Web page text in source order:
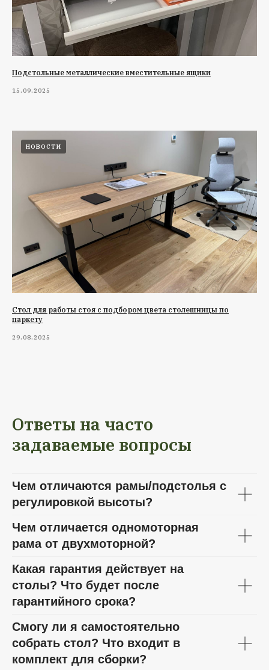
Подстольные металлические вместительные ящики
15.09.2025
НОВОСТИ
Стол для работы стоя с подбором цвета столешницы по
паркету
29.08.2025
Ответы на часто
задаваемые вопросы
Чем отличаются рамы/подстолья с
регулировкой высоты?
Чем отличается одномоторная
рама от двухмоторной?
Какая гарантия действует на
столы? Что будет после
гарантийного срока?
Смогу ли я самостоятельно
собрать стол? Что входит в
комплект для сборки?